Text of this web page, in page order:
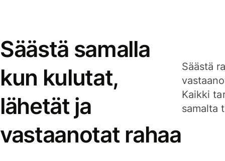
Säästä samalla
kun kulutat,
lähetät ja
vastaanotat rahaa
Säästä
Kaikki
samalta